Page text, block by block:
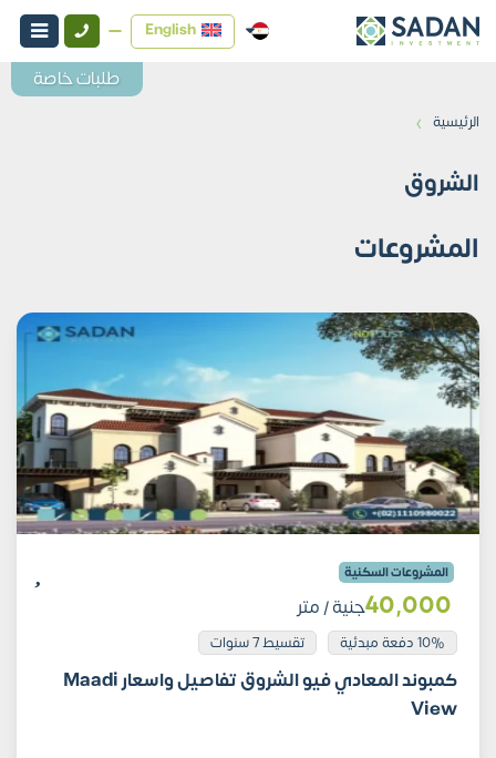
English
الرئيسية ›
الشروق
المشروعات
المشروعات السكنية
40٬000جنية/ متر
10% دفعة مبدئية تقسيط 7 سنوات
كمبوند المعادي فيو الشروق تفاصيل واسعار Maadi
View
طلبات خاصة